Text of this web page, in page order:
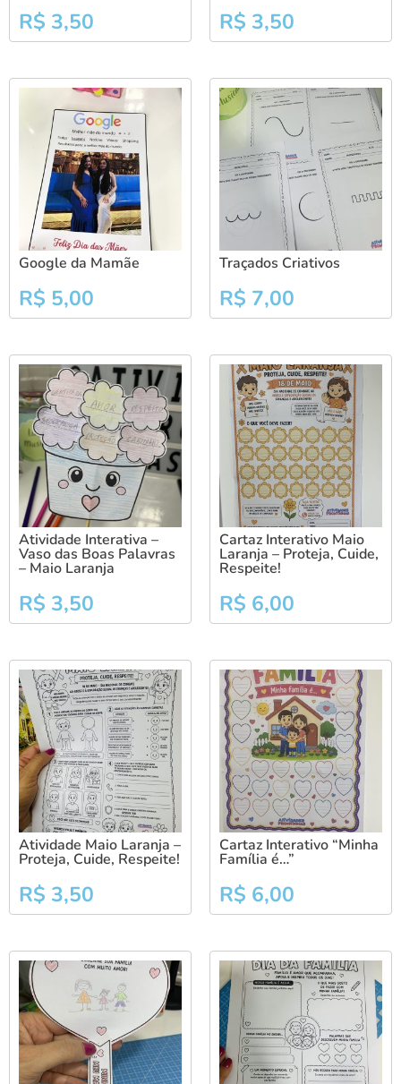
R$ 3,50 R$ 3,50
Google da Mamãe
R$ 5,00
Traçados Criativos
R$ 7,00
Atividade Interativa –
Vaso das Boas Palavras
– Maio Laranja
R$ 3,50
Cartaz Interativo Maio
Laranja – Proteja, Cuide,
Respeite!
R$ 6,00
Atividade Maio Laranja –
Proteja, Cuide, Respeite!
R$ 3,50
Cartaz Interativo “Minha
Família é…”
R$ 6,00